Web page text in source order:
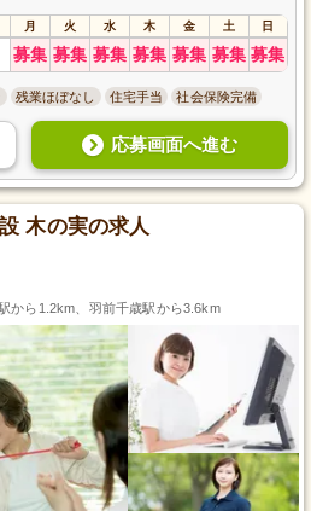
月 火 水 木 金 土 日
募集 募集 募集 募集 募集 募集 募集
残業ほぼなし 住宅手当 社会保険完備
応募画面へ進む
木の実の求人
から1.2km、羽前千歳駅から3.6km